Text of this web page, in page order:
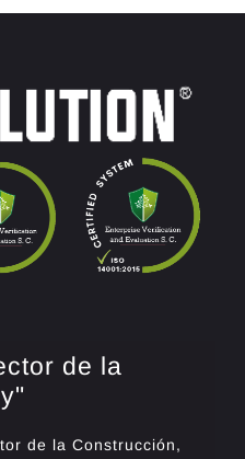
de la
de la Construcción,